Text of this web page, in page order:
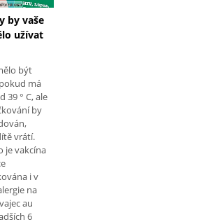
by vaše
užívat
být
má
39 ° C, ale
by
vrátí.
je vakcína
i v
na
au
6